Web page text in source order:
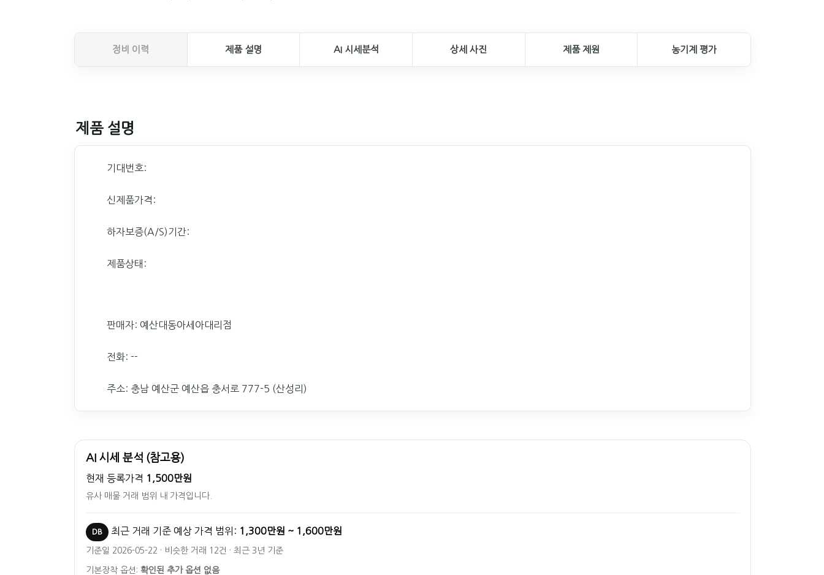
정비 이력 제품 설명 AI 시세분석 상세 사진 제품 제원 농기계 평가
제품 설명
기대번호:
신제품가격:
하자보증(A/S)기간:
제품상태:
판매자: 예산대동아세아대리점
전화: --
주소: 충남 예산군 예산읍 충서로 777-5 (산성리)
AI 시세 분석 (참고용)
현재 등록가격 1,500만원
유사 매물 거래 범위 내 가격입니다.
DB 최근 거래 기준 예상 가격 범위: 1,300만원 ~ 1,600만원
기준일 2026-05-22 · 비슷한 거래 12건 · 최근 3년 기준
기본장착 옵션: 확인된 추가 옵션 없음